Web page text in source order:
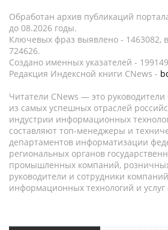
Обработан архив публикаций
до 08.2026 годы.
Ключевых фраз выявлено - 1463082,
724626.
Создано именных указателей -
Редакция Индексной книги CNews -
Читатели CNews — это
из самых успешных отраслей
индустрии информационных
составляют топ-менеджеры и
департаментов информатизации
региональных органов
промышленных компаний,
руководители и сотрудники
информационных технологий и услуг